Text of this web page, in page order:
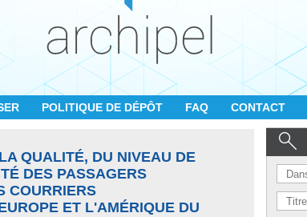
POLITIQUE DE DÉPÔT FAQ CONTACT
QUALITÉ, DU NIVEAU DE
DES PASSAGERS
COURRIERS
ET L'AMÉRIQUE DU